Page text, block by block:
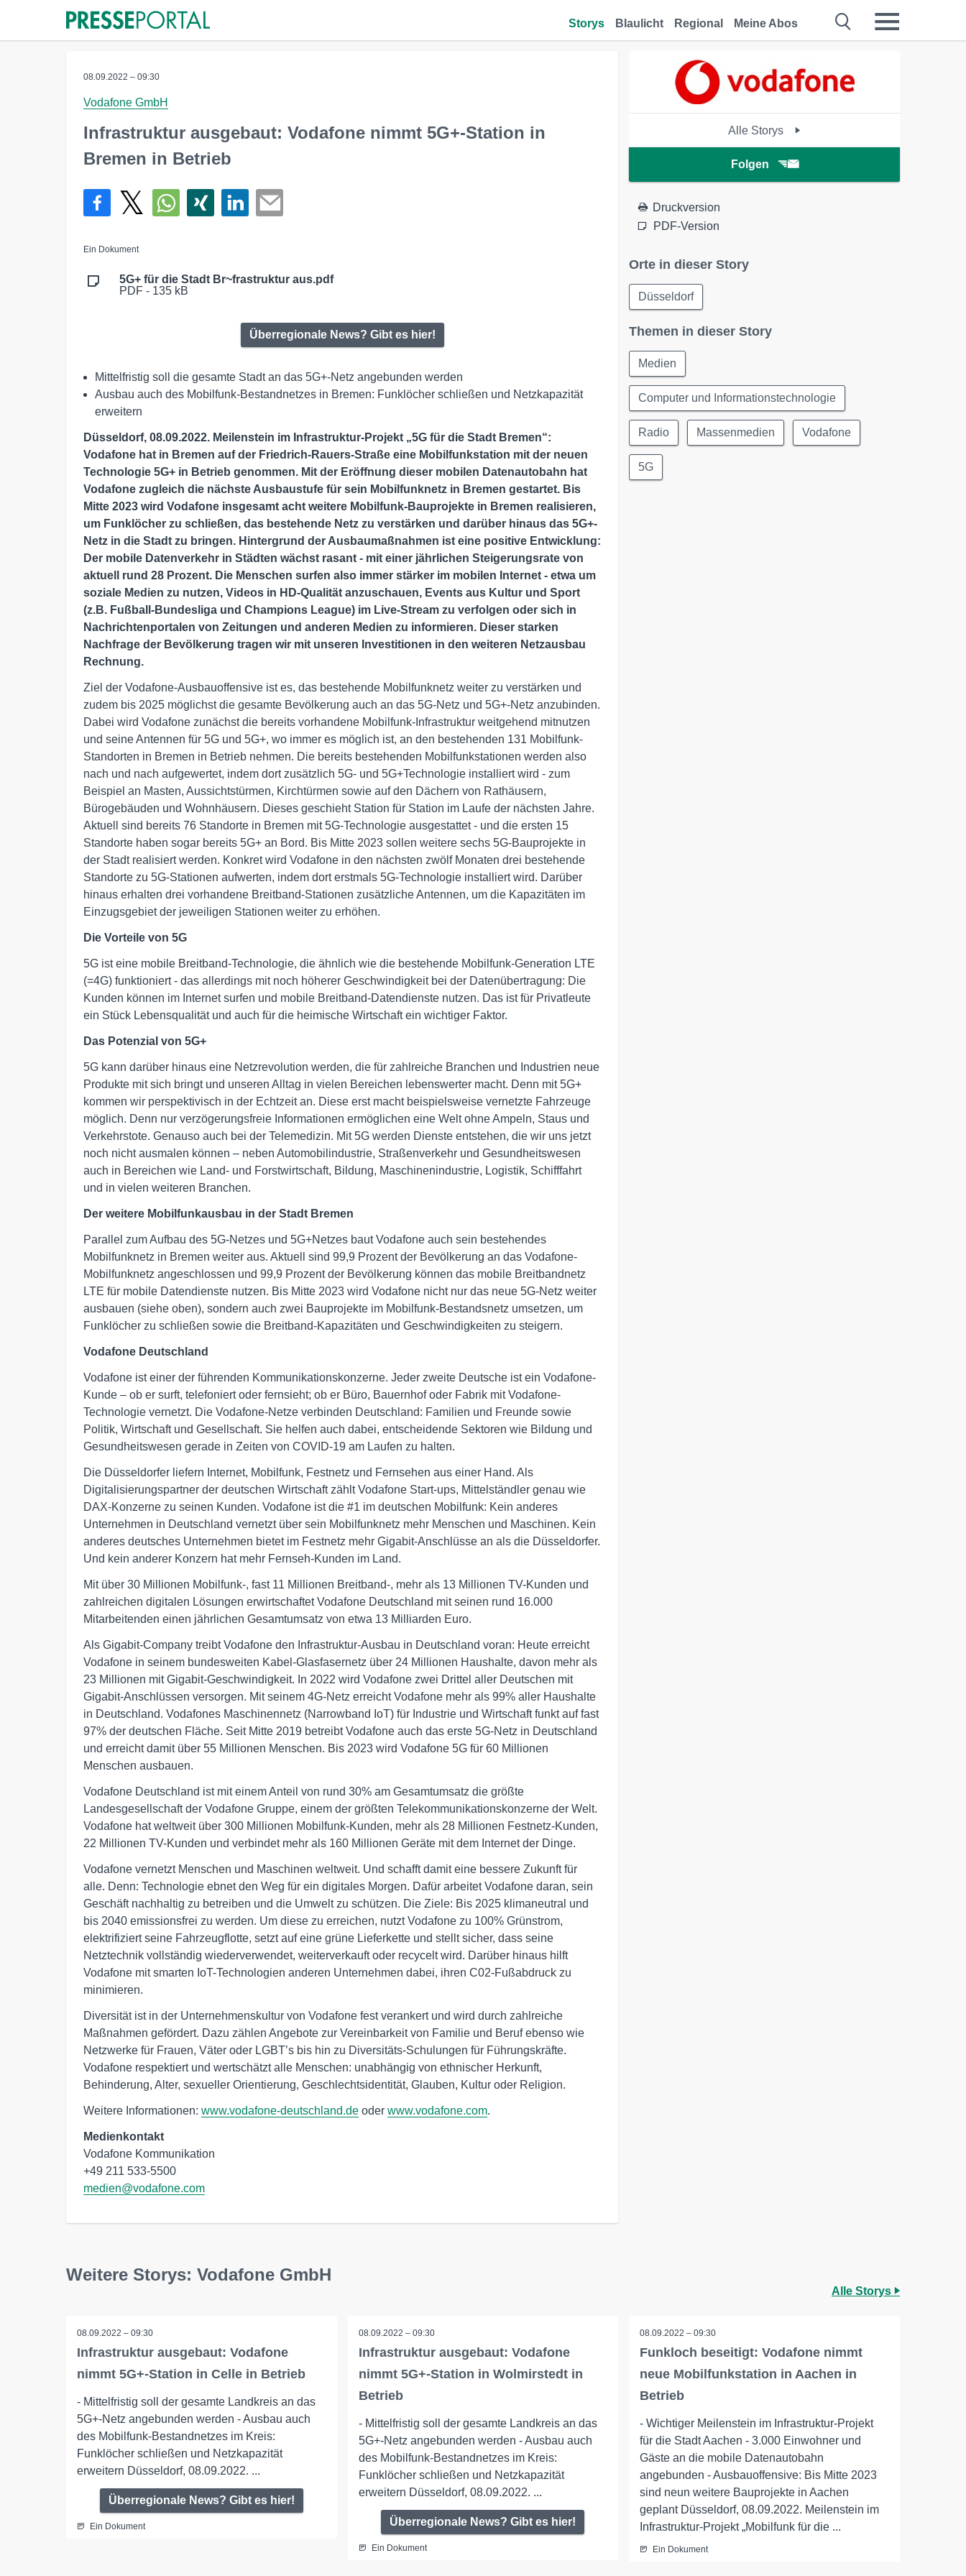
Storys Blaulicht Regional Meine Abos
08.09.2022 – 09:30
Vodafone GmbH
Infrastruktur ausgebaut: Vodafone nimmt 5G+-Station in
Bremen in Betrieb
Ein Dokument
5G+ für die Stadt Br~frastruktur aus.pdf
PDF - 135 kB
Überregionale News? Gibt es hier!
Mittelfristig soll die gesamte Stadt an das 5G+-Netz angebunden werden
Ausbau auch des Mobilfunk-Bestandnetzes in Bremen: Funklöcher schließen und Netzkapazität
erweitern
Düsseldorf, 08.09.2022. Meilenstein im Infrastruktur-Projekt „5G für die Stadt Bremen“:
Vodafone hat in Bremen auf der Friedrich-Rauers-Straße eine Mobilfunkstation mit der neuen
Technologie 5G+ in Betrieb genommen. Mit der Eröffnung dieser mobilen Datenautobahn hat
Vodafone zugleich die nächste Ausbaustufe für sein Mobilfunknetz in Bremen gestartet. Bis
Mitte 2023 wird Vodafone insgesamt acht weitere Mobilfunk-Bauprojekte in Bremen realisieren,
um Funklöcher zu schließen, das bestehende Netz zu verstärken und darüber hinaus das 5G+-
Netz in die Stadt zu bringen. Hintergrund der Ausbaumaßnahmen ist eine positive Entwicklung:
Der mobile Datenverkehr in Städten wächst rasant - mit einer jährlichen Steigerungsrate von
aktuell rund 28 Prozent. Die Menschen surfen also immer stärker im mobilen Internet - etwa um
soziale Medien zu nutzen, Videos in HD-Qualität anzuschauen, Events aus Kultur und Sport
(z.B. Fußball-Bundesliga und Champions League) im Live-Stream zu verfolgen oder sich in
Nachrichtenportalen von Zeitungen und anderen Medien zu informieren. Dieser starken
Nachfrage der Bevölkerung tragen wir mit unseren Investitionen in den weiteren Netzausbau
Rechnung.
Ziel der Vodafone-Ausbauoffensive ist es, das bestehende Mobilfunknetz weiter zu verstärken und
zudem bis 2025 möglichst die gesamte Bevölkerung auch an das 5G-Netz und 5G+-Netz anzubinden.
Dabei wird Vodafone zunächst die bereits vorhandene Mobilfunk-Infrastruktur weitgehend mitnutzen
und seine Antennen für 5G und 5G+, wo immer es möglich ist, an den bestehenden 131 Mobilfunk-
Standorten in Bremen in Betrieb nehmen. Die bereits bestehenden Mobilfunkstationen werden also
nach und nach aufgewertet, indem dort zusätzlich 5G- und 5G+Technologie installiert wird - zum
Beispiel an Masten, Aussichtstürmen, Kirchtürmen sowie auf den Dächern von Rathäusern,
Bürogebäuden und Wohnhäusern. Dieses geschieht Station für Station im Laufe der nächsten Jahre.
Aktuell sind bereits 76 Standorte in Bremen mit 5G-Technologie ausgestattet - und die ersten 15
Standorte haben sogar bereits 5G+ an Bord. Bis Mitte 2023 sollen weitere sechs 5G-Bauprojekte in
der Stadt realisiert werden. Konkret wird Vodafone in den nächsten zwölf Monaten drei bestehende
Standorte zu 5G-Stationen aufwerten, indem dort erstmals 5G-Technologie installiert wird. Darüber
hinaus erhalten drei vorhandene Breitband-Stationen zusätzliche Antennen, um die Kapazitäten im
Einzugsgebiet der jeweiligen Stationen weiter zu erhöhen.
Die Vorteile von 5G
5G ist eine mobile Breitband-Technologie, die ähnlich wie die bestehende Mobilfunk-Generation LTE
(=4G) funktioniert - das allerdings mit noch höherer Geschwindigkeit bei der Datenübertragung: Die
Kunden können im Internet surfen und mobile Breitband-Datendienste nutzen. Das ist für Privatleute
ein Stück Lebensqualität und auch für die heimische Wirtschaft ein wichtiger Faktor.
Das Potenzial von 5G+
5G kann darüber hinaus eine Netzrevolution werden, die für zahlreiche Branchen und Industrien neue
Produkte mit sich bringt und unseren Alltag in vielen Bereichen lebenswerter macht. Denn mit 5G+
kommen wir perspektivisch in der Echtzeit an. Diese erst macht beispielsweise vernetzte Fahrzeuge
möglich. Denn nur verzögerungsfreie Informationen ermöglichen eine Welt ohne Ampeln, Staus und
Verkehrstote. Genauso auch bei der Telemedizin. Mit 5G werden Dienste entstehen, die wir uns jetzt
noch nicht ausmalen können – neben Automobilindustrie, Straßenverkehr und Gesundheitswesen
auch in Bereichen wie Land- und Forstwirtschaft, Bildung, Maschinenindustrie, Logistik, Schifffahrt
und in vielen weiteren Branchen.
Der weitere Mobilfunkausbau in der Stadt Bremen
Parallel zum Aufbau des 5G-Netzes und 5G+Netzes baut Vodafone auch sein bestehendes
Mobilfunknetz in Bremen weiter aus. Aktuell sind 99,9 Prozent der Bevölkerung an das Vodafone-
Mobilfunknetz angeschlossen und 99,9 Prozent der Bevölkerung können das mobile Breitbandnetz
LTE für mobile Datendienste nutzen. Bis Mitte 2023 wird Vodafone nicht nur das neue 5G-Netz weiter
ausbauen (siehe oben), sondern auch zwei Bauprojekte im Mobilfunk-Bestandsnetz umsetzen, um
Funklöcher zu schließen sowie die Breitband-Kapazitäten und Geschwindigkeiten zu steigern.
Vodafone Deutschland
Vodafone ist einer der führenden Kommunikationskonzerne. Jeder zweite Deutsche ist ein Vodafone-
Kunde – ob er surft, telefoniert oder fernsieht; ob er Büro, Bauernhof oder Fabrik mit Vodafone-
Technologie vernetzt. Die Vodafone-Netze verbinden Deutschland: Familien und Freunde sowie
Politik, Wirtschaft und Gesellschaft. Sie helfen auch dabei, entscheidende Sektoren wie Bildung und
Gesundheitswesen gerade in Zeiten von COVID-19 am Laufen zu halten.
Die Düsseldorfer liefern Internet, Mobilfunk, Festnetz und Fernsehen aus einer Hand. Als
Digitalisierungspartner der deutschen Wirtschaft zählt Vodafone Start-ups, Mittelständler genau wie
DAX-Konzerne zu seinen Kunden. Vodafone ist die #1 im deutschen Mobilfunk: Kein anderes
Unternehmen in Deutschland vernetzt über sein Mobilfunknetz mehr Menschen und Maschinen. Kein
anderes deutsches Unternehmen bietet im Festnetz mehr Gigabit-Anschlüsse an als die Düsseldorfer.
Und kein anderer Konzern hat mehr Fernseh-Kunden im Land.
Mit über 30 Millionen Mobilfunk-, fast 11 Millionen Breitband-, mehr als 13 Millionen TV-Kunden und
zahlreichen digitalen Lösungen erwirtschaftet Vodafone Deutschland mit seinen rund 16.000
Mitarbeitenden einen jährlichen Gesamtumsatz von etwa 13 Milliarden Euro.
Als Gigabit-Company treibt Vodafone den Infrastruktur-Ausbau in Deutschland voran: Heute erreicht
Vodafone in seinem bundesweiten Kabel-Glasfasernetz über 24 Millionen Haushalte, davon mehr als
23 Millionen mit Gigabit-Geschwindigkeit. In 2022 wird Vodafone zwei Drittel aller Deutschen mit
Gigabit-Anschlüssen versorgen. Mit seinem 4G-Netz erreicht Vodafone mehr als 99% aller Haushalte
in Deutschland. Vodafones Maschinennetz (Narrowband IoT) für Industrie und Wirtschaft funkt auf fast
97% der deutschen Fläche. Seit Mitte 2019 betreibt Vodafone auch das erste 5G-Netz in Deutschland
und erreicht damit über 55 Millionen Menschen. Bis 2023 wird Vodafone 5G für 60 Millionen
Menschen ausbauen.
Vodafone Deutschland ist mit einem Anteil von rund 30% am Gesamtumsatz die größte
Landesgesellschaft der Vodafone Gruppe, einem der größten Telekommunikationskonzerne der Welt.
Vodafone hat weltweit über 300 Millionen Mobilfunk-Kunden, mehr als 28 Millionen Festnetz-Kunden,
22 Millionen TV-Kunden und verbindet mehr als 160 Millionen Geräte mit dem Internet der Dinge.
Vodafone vernetzt Menschen und Maschinen weltweit. Und schafft damit eine bessere Zukunft für
alle. Denn: Technologie ebnet den Weg für ein digitales Morgen. Dafür arbeitet Vodafone daran, sein
Geschäft nachhaltig zu betreiben und die Umwelt zu schützen. Die Ziele: Bis 2025 klimaneutral und
bis 2040 emissionsfrei zu werden. Um diese zu erreichen, nutzt Vodafone zu 100% Grünstrom,
elektrifiziert seine Fahrzeugflotte, setzt auf eine grüne Lieferkette und stellt sicher, dass seine
Netztechnik vollständig wiederverwendet, weiterverkauft oder recycelt wird. Darüber hinaus hilft
Vodafone mit smarten IoT-Technologien anderen Unternehmen dabei, ihren C02-Fußabdruck zu
minimieren.
Diversität ist in der Unternehmenskultur von Vodafone fest verankert und wird durch zahlreiche
Maßnahmen gefördert. Dazu zählen Angebote zur Vereinbarkeit von Familie und Beruf ebenso wie
Netzwerke für Frauen, Väter oder LGBT’s bis hin zu Diversitäts-Schulungen für Führungskräfte.
Vodafone respektiert und wertschätzt alle Menschen: unabhängig von ethnischer Herkunft,
Behinderung, Alter, sexueller Orientierung, Geschlechtsidentität, Glauben, Kultur oder Religion.
Weitere Informationen: www.vodafone-deutschland.de oder www.vodafone.com.
Medienkontakt
Vodafone Kommunikation
medien@vodafone.com
Alle Storys
Folgen
Druckversion
PDF-Version
Orte in dieser Story
Düsseldorf
Themen in dieser Story
Medien
Computer und Informationstechnologie
Radio Massenmedien Vodafone
5G
Weitere Storys: Vodafone GmbH
Alle Storys
08.09.2022 – 09:30
Infrastruktur ausgebaut: Vodafone
nimmt 5G+-Station in Celle in Betrieb
- Mittelfristig soll der gesamte Landkreis an das
5G+-Netz angebunden werden - Ausbau auch
des Mobilfunk-Bestandnetzes im Kreis:
Funklöcher schließen und Netzkapazität
erweitern Düsseldorf, 08.09.2022. ...
Überregionale News? Gibt es hier!
Ein Dokument
08.09.2022 – 09:30
Infrastruktur ausgebaut: Vodafone
nimmt 5G+-Station in Wolmirstedt in
Betrieb
- Mittelfristig soll der gesamte Landkreis an das
5G+-Netz angebunden werden - Ausbau auch
des Mobilfunk-Bestandnetzes im Kreis:
Funklöcher schließen und Netzkapazität
erweitern Düsseldorf, 08.09.2022. ...
Überregionale News? Gibt es hier!
Ein Dokument
08.09.2022 – 09:30
Funkloch beseitigt: Vodafone nimmt
neue Mobilfunkstation in Aachen in
Betrieb
- Wichtiger Meilenstein im Infrastruktur-Projekt
für die Stadt Aachen - 3.000 Einwohner und
Gäste an die mobile Datenautobahn
angebunden - Ausbauoffensive: Bis Mitte 2023
sind neun weitere Bauprojekte in Aachen
geplant Düsseldorf, 08.09.2022. Meilenstein im
Infrastruktur-Projekt „Mobilfunk für die ...
Ein Dokument